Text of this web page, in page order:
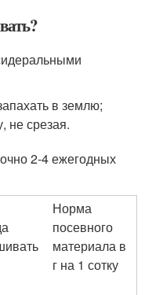
в землю;
не срезая.
2-4 ежегодных
Норма
посевного
материала в
г на 1 сотку